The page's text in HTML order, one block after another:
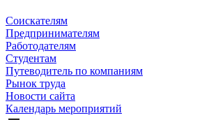
Соискателям
Предпринимателям
Работодателям
Студентам
Путеводитель по компаниям
Рынок труда
Новости сайта
Календарь мероприятий